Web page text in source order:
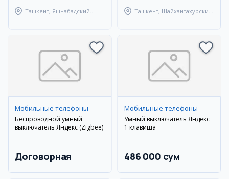
Ташкент, Яшнабадский
Ташкент, Шайхантахурский
Мобильные телефоны
Беспроводной умный
выключатель Яндекс (Zigbee)
Договорная
Мобильные телефоны
Умный выключатель Яндекс
1 клавиша
486 000 сум